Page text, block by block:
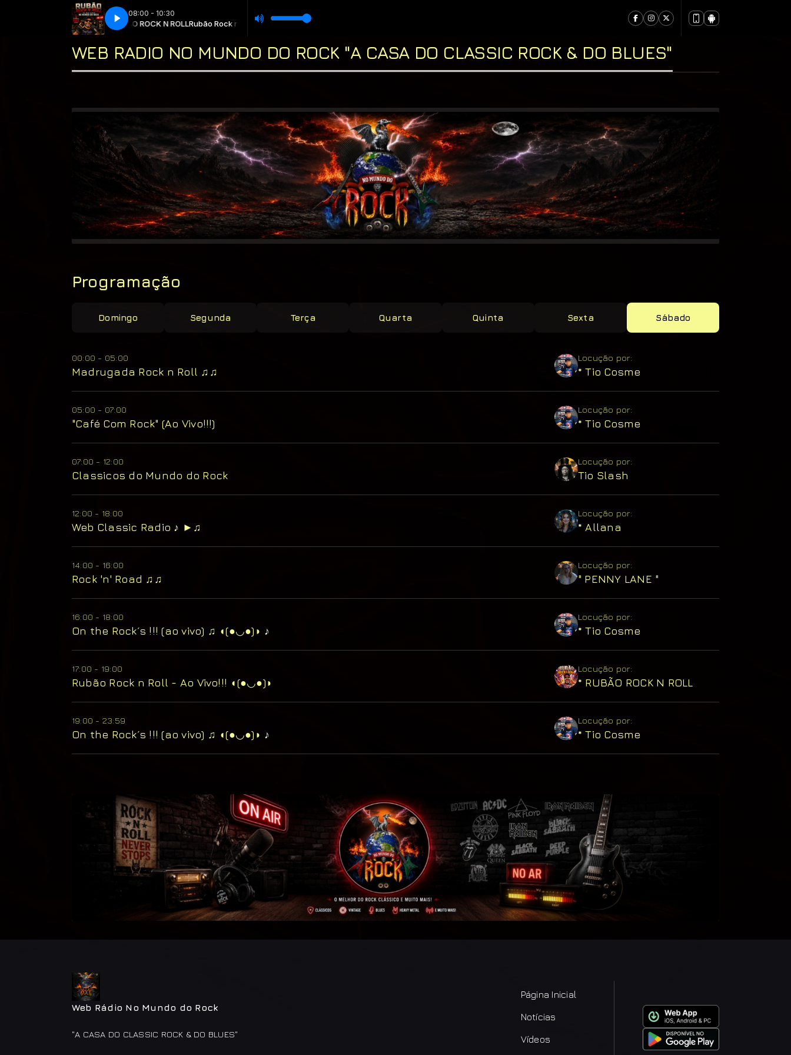
08:00 - 10:30
Vivo!!! ◖(●◡●)◗ com * RUBÃO ROCK N ROLLRubão Rock n Roll - Ao Vivo!!! ◖(●◡●)◗ com * RUBÃO ROCK N ROLL
Europe - Bag of bones Europe - Bag of bones
WEB RADIO NO MUNDO DO ROCK "A CASA DO CLASSIC ROCK & DO BLUES"
Programação
Domingo Segunda Terça Quarta Quinta Sexta Sábado
00:00 - 05:00
Madrugada Rock n Roll ♫♫
Locução por:
* Tio Cosme
05:00 - 07:00
"Café Com Rock" (Ao Vivo!!!)
Locução por:
* Tio Cosme
07:00 - 12:00
Classicos do Mundo do Rock
Locução por:
Tio Slash
12:00 - 18:00
Web Classic Radio ♪ ►♫
Locução por:
* Allana
14:00 - 16:00
Rock 'n' Road ♫♫
Locução por:
" PENNY LANE "
16:00 - 18:00
On the Rock´s !!! (ao vivo) ♫ ◖(●◡●)◗ ♪
Locução por:
* Tio Cosme
17:00 - 19:00
Rubão Rock n Roll - Ao Vivo!!! ◖(●◡●)◗
Locução por:
* RUBÃO ROCK N ROLL
19:00 - 23:59
On the Rock´s !!! (ao vivo) ♫ ◖(●◡●)◗ ♪
Locução por:
* Tio Cosme
Web Rádio No Mundo do Rock
"A CASA DO CLASSIC ROCK & DO BLUES"
Página Inicial
Notícias
Vídeos